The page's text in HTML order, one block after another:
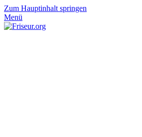
Zum Hauptinhalt springen
Menü